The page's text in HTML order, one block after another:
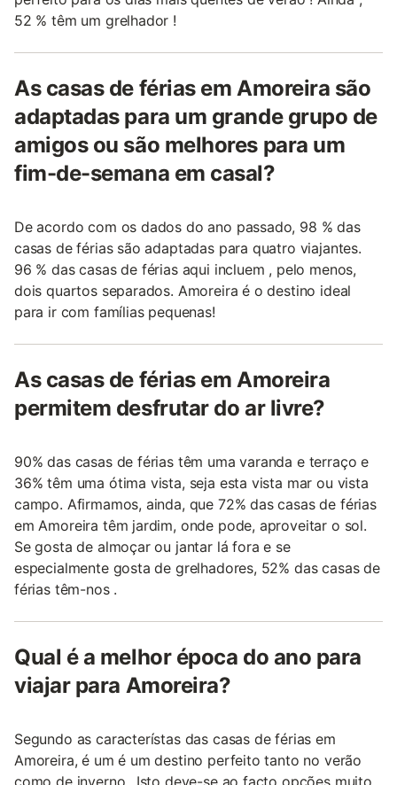
52 % têm um grelhador !
As casas de férias em Amoreira são
adaptadas para um grande grupo de
amigos ou são melhores para um
fim-de-semana em casal?
De acordo com os dados do ano passado, 98 % das
casas de férias são adaptadas para quatro viajantes.
96 % das casas de férias aqui incluem , pelo menos,
dois quartos separados. Amoreira é o destino ideal
para ir com famílias pequenas!
As casas de férias em Amoreira
permitem desfrutar do ar livre?
90% das casas de férias têm uma varanda e terraço e
36% têm uma ótima vista, seja esta vista mar ou vista
campo. Afirmamos, ainda, que 72% das casas de férias
em Amoreira têm jardim, onde pode, aproveitar o sol.
Se gosta de almoçar ou jantar lá fora e se
especialmente gosta de grelhadores, 52% das casas de
férias têm-nos .
Qual é a melhor época do ano para
viajar para Amoreira?
Segundo as característas das casas de férias em
Amoreira, é um é um destino perfeito tanto no verão